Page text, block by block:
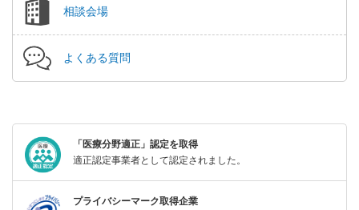
相談会場
よくある質問
「医療分野適正」認定を取得
適正認定事業者として認定されました。
プライバシーマーク取得企業